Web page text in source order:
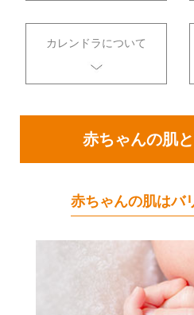
カレンドラについて
赤ちゃんの肌
赤ちゃんの肌はバ